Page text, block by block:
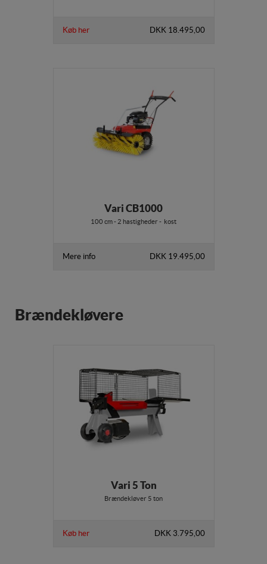
Køb her DKK 18.495,00
Vari CB1000
100 cm - 2 hastigheder - kost
Mere info DKK 19.495,00
Brændekløvere
Vari 5 Ton
Brændekløver 5 ton
Køb her DKK 3.795,00